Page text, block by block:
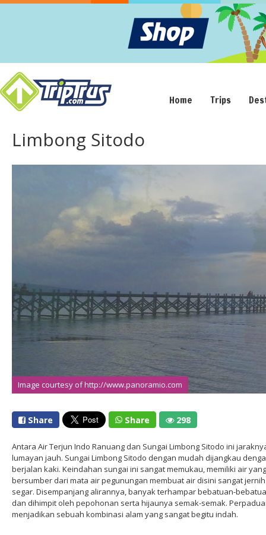
Home Trips
Limbong Sitodo
Image courtesy of http://www.panoramio.com
Share Share 298
Antara Air Terjun Indo Ranuang dan Sungai Limbong Sitodo ini
lumayan jauh. Sungai Limbong Sitodo dengan mudah dijangkau
berjalan kaki. Keindahan sungai ini sangat memukau, memiliki air yang
bersumber dari mata air pegunungan membuat air disini sangat
segar. Disempanjang alirannya, banyak terhampar bebatuan-
dan dihimpit oleh pepohonan serta hijaunya semak-semak.
menjadikan sebuah kombinasi alam yang sangat begitu indah.